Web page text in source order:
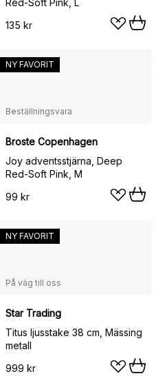
135 kr
Beställningsvara
Broste Copenhagen
Joy adventsstjärna, Deep
Red-Soft Pink, M
99 kr
NY FAVORIT
På väg till oss
Star Trading
Titus ljusstake 38 cm, Mässing
metall
999 kr
NY FAVORIT